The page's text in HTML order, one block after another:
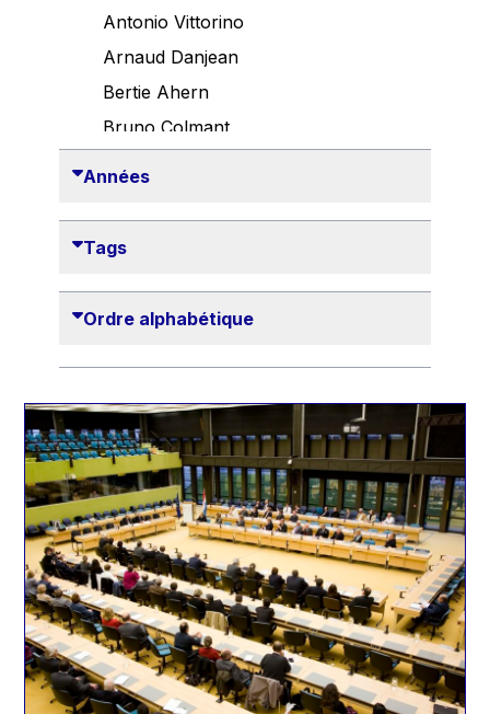
Antonio Vittorino
Arnaud Danjean
Bertie Ahern
Bruno Colmant
Euclid Tsakalotos
Francis Carpenter
François Villeroy de Galhau
Frederica Mogherini
Gaston Reinesch
Georg Helg
Gil Carlos Rodrigues Iglesias
Gunnar Lund
Günther Hermann Oettinger
Günther Verheugen
Années
Tags
Ordre alphabétique